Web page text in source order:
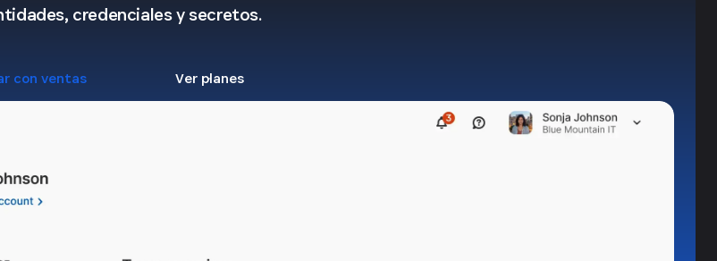
credenciales y secretos.
con ventas Ver planes